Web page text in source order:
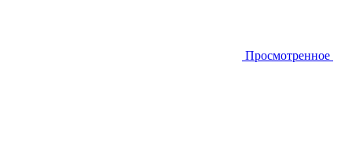
Просмотренное